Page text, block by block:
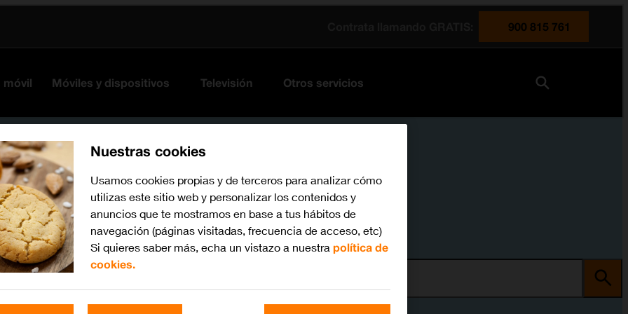
900 815 761
móvil Móviles y dispositivos Televisión Otros servicios
watchOS 9
Nuestras cookies
Usamos cookies propias y de terceros para analizar cómo
utilizas este sitio web y personalizar los contenidos y
anuncios que te mostramos en base a tus hábitos de
navegación (páginas visitadas, frecuencia de acceso, etc)
Si quieres saber más, echa un vistazo a nuestra política de
cookies.